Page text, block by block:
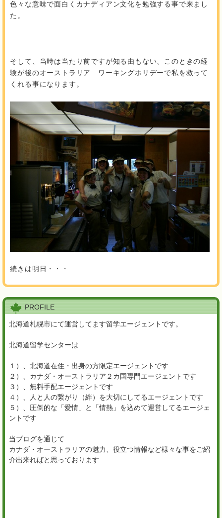
色々な意味で面白くカナディアン文化を勉強する事で来まし
た。
そして、当時は当たり前ですが知る由もない、このときの経
験が後のオーストラリア ワーキングホリデーで私を救って
くれる事になります。
続きは明日・・・
PROFILE
北海道札幌市にて運営してます留学エージェントです。
北海道留学センターは
１）、北海道在住・出身の方限定エージェントです
２）、カナダ・オーストラリア２カ国専門エージェントです
３）、無料手配エージェントです
４）、人と人の繋がり（絆）を大切にしてるエージェントです
５）、圧倒的な「愛情」と「情熱」を込めて運営してるエージェ
ントです
当ブログを通じて
カナダ・オーストラリアの魅力、役立つ情報など様々な事をご紹
介出来ればと思っております